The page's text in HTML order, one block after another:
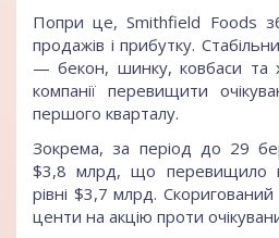
Попри це, Smithfield Foods
продажів і прибутку.
— бекон, шинку, ковбаси та
компанії перевищити
першого кварталу.
Зокрема, за період до 29
$3,8 млрд, що перевищило
рівні $3,7 млрд.
центи на акцію проти